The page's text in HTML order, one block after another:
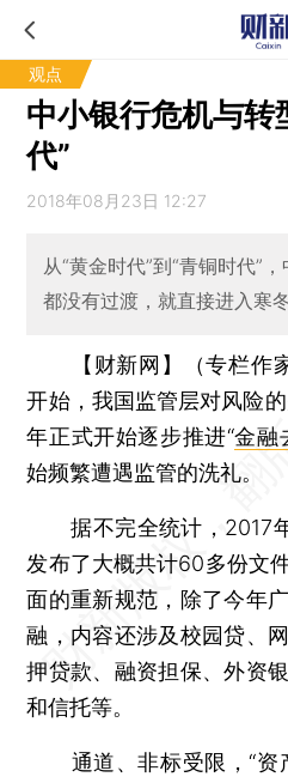
观点
中小银行危机与转
代”
2018年08月23日 12:27
从“黄金时代”到“青铜时代”
都没有过渡，就直接进入寒
【财新网】（专栏作
开始，我国监管层对风险
年正式开始逐步推进“金融
始频繁遭遇监管的洗礼。
据不完全统计，2017年
发布了大概共计60多份文
面的重新规范，除了今年
融，内容还涉及校园贷、
押贷款、融资担保、外资
和信托等。
通道、非标受限，“资